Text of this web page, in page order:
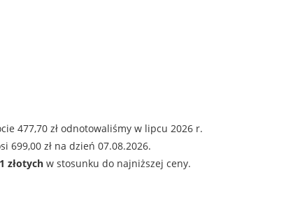
477,70 zł odnotowaliśmy w lipcu 2026 r.
699,00 zł na dzień 07.08.2026.
złotych w stosunku do najniższej ceny.